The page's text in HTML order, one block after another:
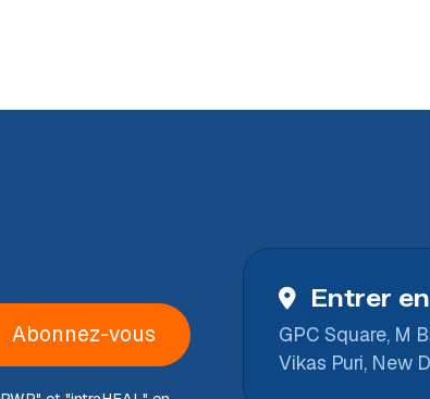
Abonnez-vous
Entrer
GPC Square, M
Vikas Puri, New